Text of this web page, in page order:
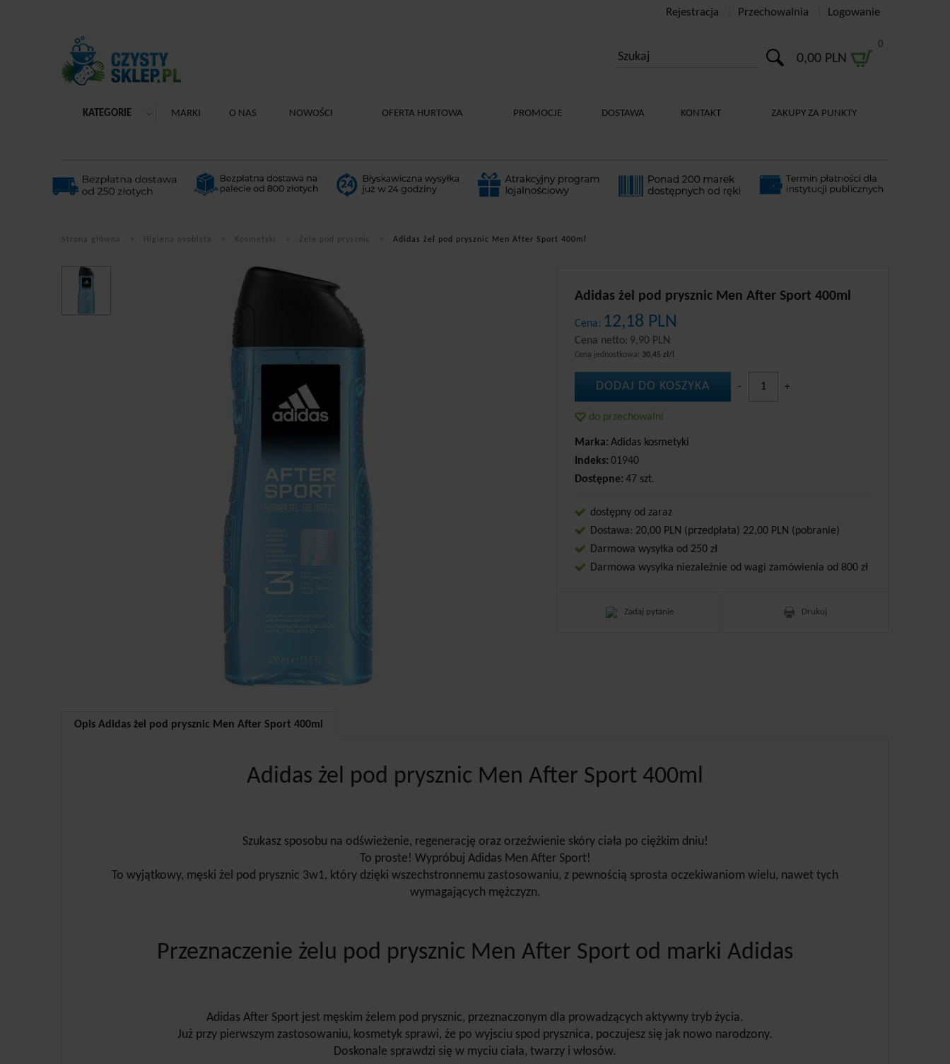
Rejestracja Przechowalnia Logowanie
0,00 PLN
0
KATEGORIE MARKI O NAS NOWOŚCI OFERTA HURTOWA PROMOCJE DOSTAWA KONTAKT ZAKUPY ZA PUNKTY
Strona główna Higiena osobista Kosmetyki Żele pod prysznic Adidas żel pod prysznic Men After Sport 400ml
Adidas żel pod prysznic Men After Sport 400ml
Cena: 12,18 PLN
Cena netto: 9,90 PLN
Cena jednostkowa: 30,45 zł/l
DODAJ DO KOSZYKA - +
do przechowalni
Marka: Adidas kosmetyki
Indeks: 01940
Dostępne: 47 szt.
dostępny od zaraz
Dostawa: 20,00 PLN (przedpłata) 22,00 PLN (pobranie)
Darmowa wysyłka od 250 zł
Darmowa wysyłka niezależnie od wagi zamówienia od 800 zł
Zadaj pytanie Drukuj
Opis Adidas żel pod prysznic Men After Sport 400ml
Adidas żel pod prysznic Men After Sport 400ml
Szukasz sposobu na odświeżenie, regenerację oraz orzeźwienie skóry ciała po ciężkim dniu!
To proste! Wypróbuj Adidas Men After Sport!
To wyjątkowy, męski żel pod prysznic 3w1, który dzięki wszechstronnemu zastosowaniu, z pewnością sprosta oczekiwaniom wielu, nawet tych
wymagających mężczyzn.
Przeznaczenie żelu pod prysznic Men After Sport od marki Adidas
Adidas After Sport jest męskim żelem pod prysznic, przeznaczonym dla prowadzących aktywny tryb życia.
Już przy pierwszym zastosowaniu, kosmetyk sprawi, że po wyjsciu spod prysznica, poczujesz się jak nowo narodzony.
Doskonale sprawdzi się w myciu ciała, twarzy i włosów.